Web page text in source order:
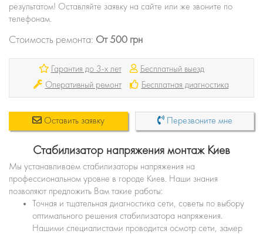
результатом! Оставляйте заявку на сайте или же звоните по
телефонам.
Стоимость ремонта: От 500 грн
Гарантия до 3-х лет
Бесплатный выезд
Оперативный ремонт
Бесплатная диагностика
Оставить заявку Перезвоните мне
Стабилизатор напряжения монтаж Киев
Мы устанавливаем стабилизаторы напряжения на
профессиональном уровне в городе Киев. Наши знания
позволяют предложить Вам такие работы:
Точная и тщательная диагностика сети, советы по выбору
оптимального решения стабилизатора напряжения.
Нашими специалистами проводится осмотр сети, замер